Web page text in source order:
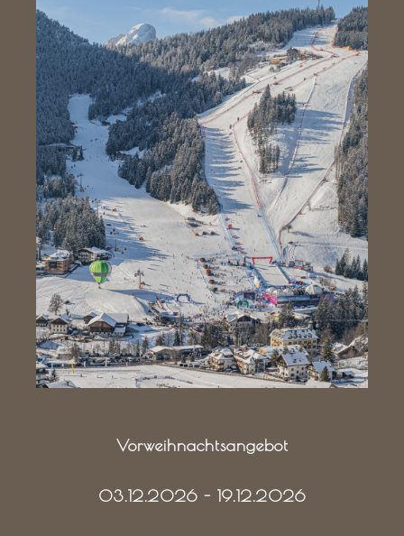
Vorweihnachtsangebot
03.12.2026 - 19.12.2026